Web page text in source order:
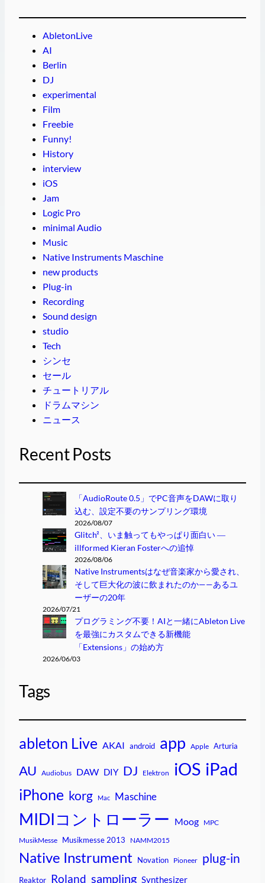
AbletonLive
AI
Berlin
DJ
experimental
Film
Freebie
Funny!
History
interview
iOS
Jam
Logic Pro
minimal Audio
Music
Native Instruments Maschine
new products
Plug-in
Recording
Sound design
studio
Tech
シンセ
セール
チュートリアル
ドラムマシン
ニュース
Recent Posts
「AudioRoute 0.5」でPC音声をDAWに取り
込む、設定不要のサンプリング環境
2026/08/07
Glitch²、いま触ってもやっぱり面白い ―
illformed Kieran Fosterへの追悼
2026/08/06
Native Instrumentsはなぜ音楽家から愛され、
そして巨大化の波に飲まれたのか——あるユ
ーザーの20年
2026/07/21
プログラミング不要！AIと一緒にAbleton Live
を最強にカスタムできる新機能
「Extensions」の始め方
2026/06/03
Tags
ableton Live AKAI android app Apple Arturia
AU Audiobus DAW DIY DJ Elektron iOS iPad
iPhone korg Mac Maschine
MIDIコントローラー Moog MPC
MusikMesse Musikmesse 2013 NAMM2015
Native Instrument Novation Pioneer plug-in
Reaktor Roland sampling Synthesizer